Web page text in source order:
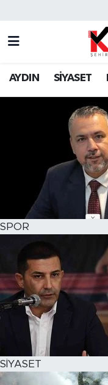
AYDIN SİYASET
SPOR
SİYASET